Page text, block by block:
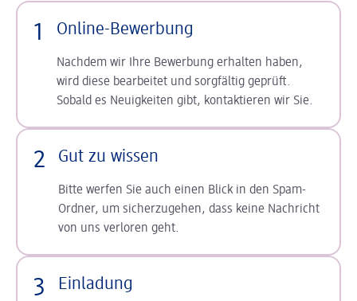
1 Online-Bewerbung
Nachdem wir Ihre Bewerbung erhalten haben,
wird diese bearbeitet und sorgfältig geprüft.
Sobald es Neuigkeiten gibt, kontaktieren wir Sie.
2 Gut zu wissen
Bitte werfen Sie auch einen Blick in den Spam-
Ordner, um sicherzugehen, dass keine Nachricht
von uns verloren geht.
3 Einladung